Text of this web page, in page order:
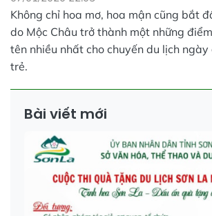
Không chỉ hoa mơ, hoa mận cũng bắt
do Mộc Châu trở thành một những
tên nhiều nhất cho chuyến du lịch
trẻ.
Bài viết mới